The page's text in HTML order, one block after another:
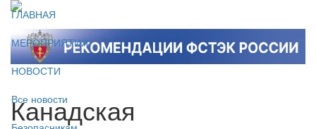
ГЛАВНАЯ
МЕРОПРИЯТИЯ
НОВОСТИ
Все новости
Канадская